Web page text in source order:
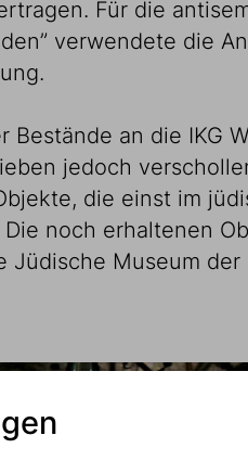
Für die
verwendete die
an die IKG
jedoch
die einst im
noch erhaltenen
Museum